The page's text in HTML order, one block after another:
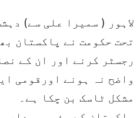
لاہور ( سمیرا علی سے)
تحت حکومت نے پاکستان
رجسٹر کرنے اور ان کے
واضح نہ ہونے اورقومی
مشکل ٹاسک بن چکا ہے۔